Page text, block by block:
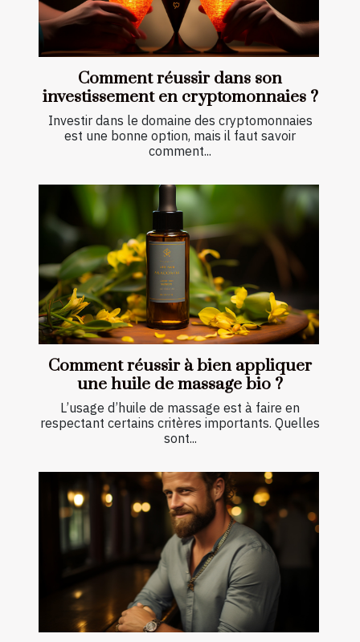
Comment réussir dans son
investissement en cryptomonnaies ?
Investir dans le domaine des cryptomonnaies
est une bonne option, mais il faut savoir
comment...
Comment réussir à bien appliquer
une huile de massage bio ?
L’usage d’huile de massage est à faire en
respectant certains critères importants. Quelles
sont...